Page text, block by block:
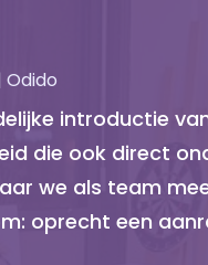
Odido
introductie
die ook direct
we als team
oprecht een